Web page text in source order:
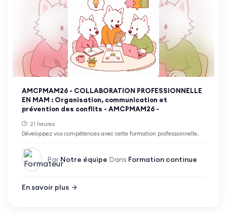
AMCPMAM26 - COLLABORATION PROFESSIONNELLE
EN MAM : Organisation, communication et
prévention des conflits - AMCPMAM26 -
21 heures
Développez vos compétences avec cette formation professionnelle.
Par Notre équipe Dans Formation continue
En savoir plus